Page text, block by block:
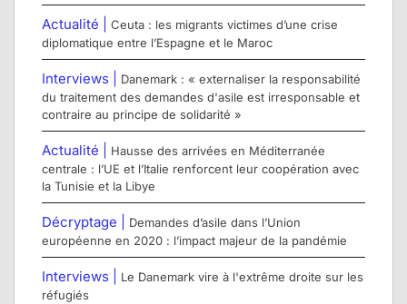
Actualité | Ceuta : les migrants victimes d’une crise
diplomatique entre l’Espagne et le Maroc
Interviews |
Danemark : « externaliser la responsabilité
du traitement des demandes d'asile est irresponsable et
contraire au principe de solidarité »
Actualité |
Hausse des arrivées en Méditerranée
centrale : l’UE et l’Italie renforcent leur coopération avec
la Tunisie et la Libye
Décryptage |
Demandes d’asile dans l’Union
européenne en 2020 : l’impact majeur de la pandémie
Interviews |
Le Danemark vire à l'extrême droite sur les
réfugiés